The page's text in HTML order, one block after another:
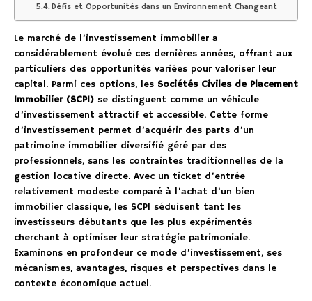
Défis et Opportunités dans un Environnement Changeant
Le marché de l’investissement immobilier a
considérablement évolué ces dernières années, offrant aux
particuliers des opportunités variées pour valoriser leur
capital. Parmi ces options, les Sociétés Civiles de Placement
Immobilier (SCPI) se distinguent comme un véhicule
d’investissement attractif et accessible. Cette forme
d’investissement permet d’acquérir des parts d’un
patrimoine immobilier diversifié géré par des
professionnels, sans les contraintes traditionnelles de la
gestion locative directe. Avec un ticket d’entrée
relativement modeste comparé à l’achat d’un bien
immobilier classique, les SCPI séduisent tant les
investisseurs débutants que les plus expérimentés
cherchant à optimiser leur stratégie patrimoniale.
Examinons en profondeur ce mode d’investissement, ses
mécanismes, avantages, risques et perspectives dans le
contexte économique actuel.